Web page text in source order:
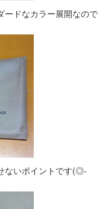
ードなカラー展開なので
ないポイントです(◎-